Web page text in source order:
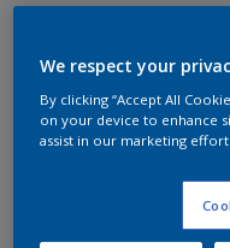
We respect your
By clicking “Accept All
on your device to enhance
assist in our marketing